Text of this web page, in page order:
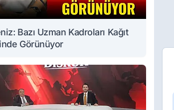
Bazı Uzman Kadroları Kağıt
Görünüyor